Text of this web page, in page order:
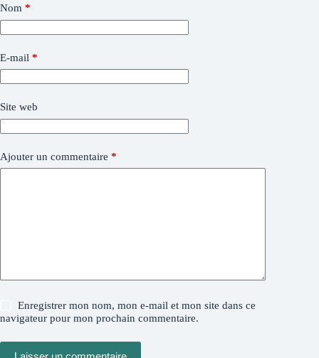
Nom *
E-mail *
Site web
Ajouter un commentaire *
Enregistrer mon nom, mon e-mail et mon site dans ce
navigateur pour mon prochain commentaire.